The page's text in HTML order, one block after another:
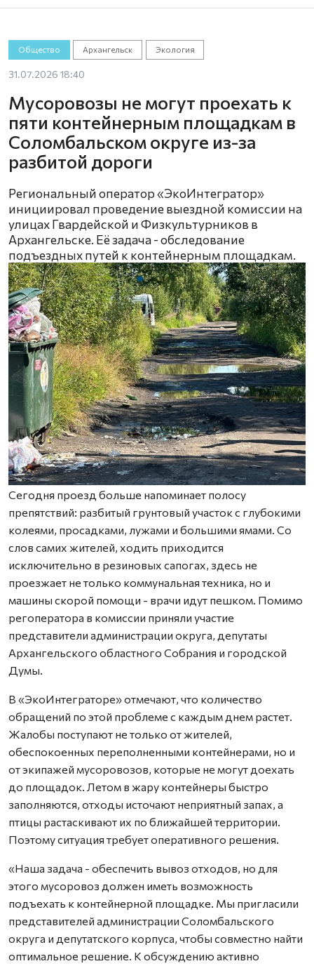
Общество Архангельск Экология
31.07.2026 18:40
Мусоровозы не могут проехать к
пяти контейнерным площадкам в
Соломбальском округе из-за
разбитой дороги
Региональный оператор «ЭкоИнтегратор»
инициировал проведение выездной комиссии на
улицах Гвардейской и Физкультурников в
Архангельске. Её задача - обследование
подъездных путей к контейнерным площадкам.
Сегодня проезд больше напоминает полосу
препятствий: разбитый грунтовый участок с глубокими
колеями, просадками, лужами и большими ямами. Со
слов самих жителей, ходить приходится
исключительно в резиновых сапогах, здесь не
проезжает не только коммунальная техника, но и
машины скорой помощи - врачи идут пешком. Помимо
регоператора в комиссии приняли участие
представители администрации округа, депутаты
Архангельского областного Собрания и городской
Думы.
В «ЭкоИнтеграторе» отмечают, что количество
обращений по этой проблеме с каждым днем растет.
Жалобы поступают не только от жителей,
обеспокоенных переполненными контейнерами, но и
от экипажей мусоровозов, которые не могут доехать
до площадок. Летом в жару контейнеры быстро
заполняются, отходы источают неприятный запах, а
птицы растаскивают их по ближайшей территории.
Поэтому ситуация требует оперативного решения.
«Наша задача - обеспечить вывоз отходов, но для
этого мусоровоз должен иметь возможность
подъехать к контейнерной площадке. Мы пригласили
представителей администрации Соломбальского
округа и депутатского корпуса, чтобы совместно найти
оптимальное решение. К обсуждению активно